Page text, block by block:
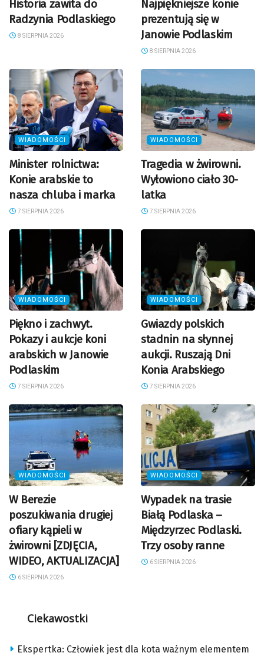
Historia zawita do
Radzynia Podlaskiego
8 SIERPNIA 2026
Najpiękniejsze konie
prezentują się w
Janowie Podlaskim
8 SIERPNIA 2026
WIADOMOŚCI
Minister rolnictwa:
Konie arabskie to
nasza chluba i marka
7 SIERPNIA 2026
WIADOMOŚCI
Tragedia w żwirowni.
Wyłowiono ciało 30-
latka
7 SIERPNIA 2026
WIADOMOŚCI
Piękno i zachwyt.
Pokazy i aukcje koni
arabskich w Janowie
Podlaskim
7 SIERPNIA 2026
WIADOMOŚCI
Gwiazdy polskich
stadnin na słynnej
aukcji. Ruszają Dni
Konia Arabskiego
7 SIERPNIA 2026
WIADOMOŚCI
W Berezie
poszukiwania drugiej
ofiary kąpieli w
żwirowni [ZDJĘCIA,
WIDEO, AKTUALIZACJA]
6 SIERPNIA 2026
WIADOMOŚCI
Wypadek na trasie
Białą Podlaska –
Międzyrzec Podlaski.
Trzy osoby ranne
6 SIERPNIA 2026
Ciekawostki
Ekspertka: Człowiek jest dla kota ważnym elementem